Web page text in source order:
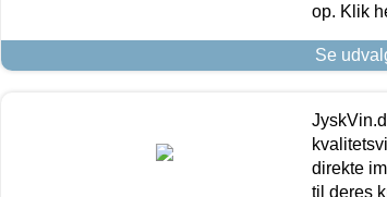
op. Klik
Se
direkte
til deres